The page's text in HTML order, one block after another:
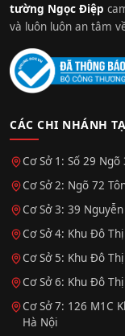
tường Ngọc Điệp
và luôn luôn an tâm
CÁC CHI NHÁNH
Cơ Sở 1: Số 29
Cơ Sở 2: Ngõ 72
Cơ Sở 3: 39
Cơ Sở 4: Khu Đô
Cơ Sở 5: Khu Đô
Cơ Sở 6: Khu Đô
Cơ Sở 7: 126 M1C
Hà Nội